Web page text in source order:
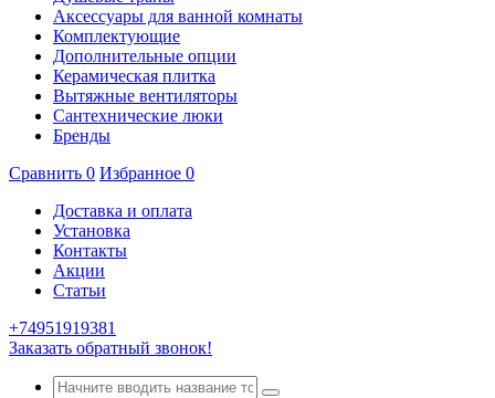
Аксессуары для ванной комнаты
Комплектующие
Дополнительные опции
Керамическая плитка
Вытяжные вентиляторы
Сантехнические люки
Бренды
Сравнить 0 Избранное 0
Доставка и оплата
Установка
Контакты
Акции
Статьи
+74951919381
Заказать обратный звонок!